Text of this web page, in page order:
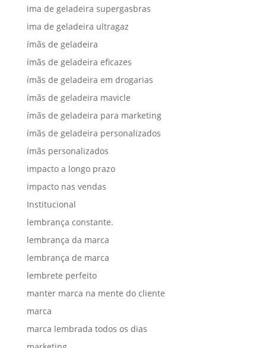
ima de geladeira supergasbras
ima de geladeira ultragaz
ímãs de geladeira
ímãs de geladeira eficazes
ímãs de geladeira em drogarias
ímãs de geladeira mavicle
ímãs de geladeira para marketing
ímãs de geladeira personalizados
ímãs personalizados
impacto a longo prazo
impacto nas vendas
Institucional
lembrança constante.
lembrança da marca
lembrança de marca
lembrete perfeito
manter marca na mente do cliente
marca
marca lembrada todos os dias